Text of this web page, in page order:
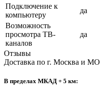
Подключение к
компьютеру
да
Возможность
просмотра ТВ-
каналов
да
Отзывы
Доставка по г. Москва и МО
В пределах МКАД + 5 км: